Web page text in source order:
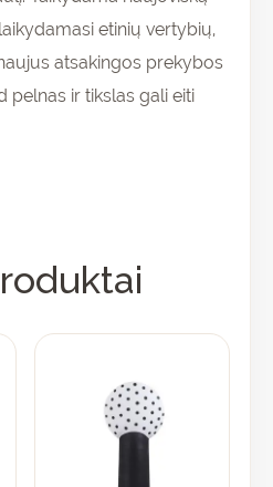
etinių vertybių,
atsakingos prekybos
pelnas ir tikslas gali eiti